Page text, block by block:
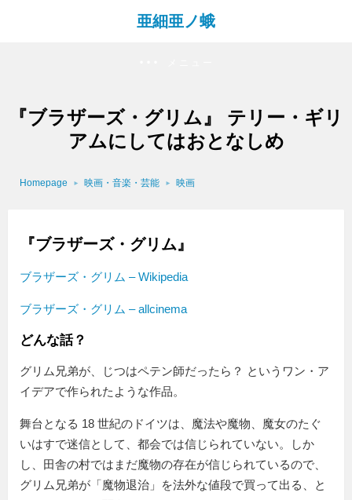
亜細亜ノ蛾
『ブラザーズ・グリム』 テリー・ギリ
アムにしてはおとなしめ
Homepage 映画・音楽・芸能 映画
『ブラザーズ・グリム』
ブラザーズ・グリム – Wikipedia
ブラザーズ・グリム – allcinema
どんな話？
グリム兄弟が、じつはペテン師だったら？ というワン・ア
イデアで作られたような作品。
舞台となる 18 世紀のドイツは、魔法や魔物、魔女のたぐ
いはすで迷信として、都会では信じられていない。しか
し、田舎の村ではまだ魔物の存在が信じられているので、
グリム兄弟が「魔物退治」を法外な値段で買って出る、と